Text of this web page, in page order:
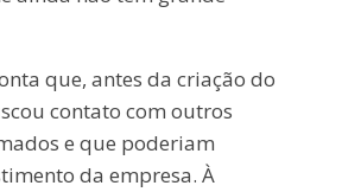
que, antes da criação do
contato com outros
e que poderiam
da empresa. À